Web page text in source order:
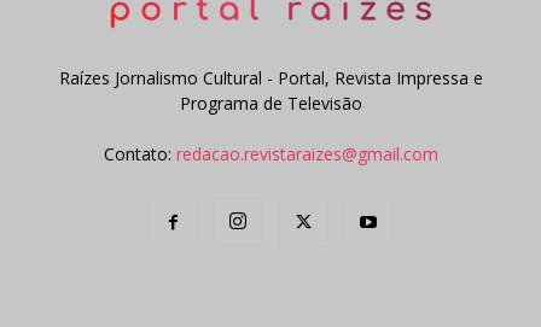
Raízes Jornalismo Cultural - Portal, Revista Impressa e
Programa de Televisão
Contato: redacao.revistaraizes@gmail.com